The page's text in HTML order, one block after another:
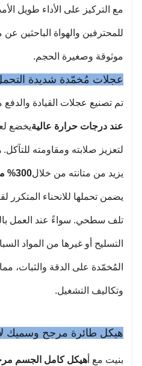
قدرة تحميل قوية: لا تخشى
درجة الحرارة، ومناسبة
لمواقع البناء الكبيرة.
مع التركيز على الأداء طويل
للمحترفين والهواة الباحثين
موثوقة وصغيرة الحجم.
عجلات مُخمّدة شديدة التحمل
تم تصنيع عجلات القيادة والدفع
عند درجات حرارة عاليةيخضع
لتعزيز صلابته ومقاومته للتآكل.
يزيد من متانته من خلال300% مقارنة بالعجلات القياسية
يضمن تحملها للانحناء المتكرر
تلف سطحي. سواءً عند العمل
التسليح أو غيرها من المواد
المُخمّدة على الدقة والثبات،
وتكاليف التشغيل.
هيكل طائرة مرجح وسميك
بنيت مع أ هيكل كامل الجسم